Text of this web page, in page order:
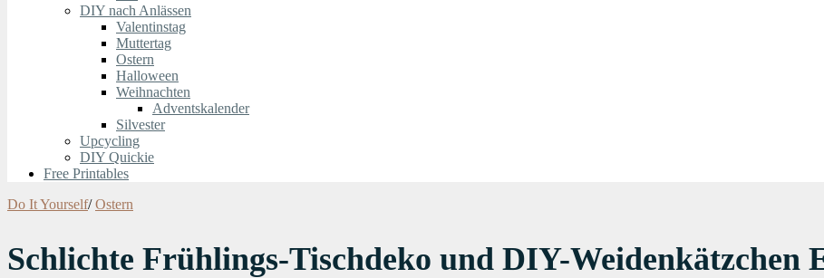
DIY nach Anlässen
Valentinstag
Muttertag
Ostern
Halloween
Weihnachten
Adventskalender
Silvester
Upcycling
DIY Quickie
Free Printables
Do It Yourself/ Ostern
Schlichte Frühlings-Tischdeko und DIY-Weidenkätzchen